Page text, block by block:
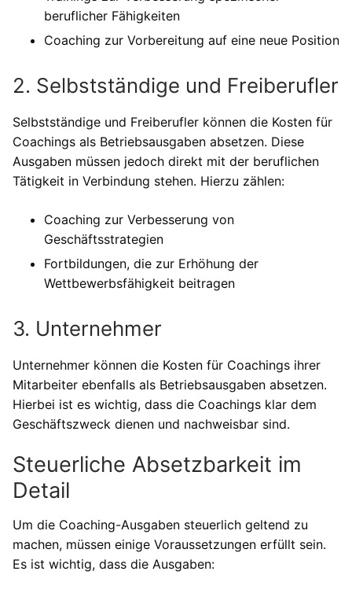
beruflicher Fähigkeiten
Coaching zur Vorbereitung auf eine neue Position
2. Selbstständige und Freiberufler
Selbstständige und Freiberufler können die Kosten für
Coachings als Betriebsausgaben absetzen. Diese
Ausgaben müssen jedoch direkt mit der beruflichen
Tätigkeit in Verbindung stehen. Hierzu zählen:
Coaching zur Verbesserung von
Geschäftsstrategien
Fortbildungen, die zur Erhöhung der
Wettbewerbsfähigkeit beitragen
3. Unternehmer
Unternehmer können die Kosten für Coachings ihrer
Mitarbeiter ebenfalls als Betriebsausgaben absetzen.
Hierbei ist es wichtig, dass die Coachings klar dem
Geschäftszweck dienen und nachweisbar sind.
Steuerliche Absetzbarkeit im
Detail
Um die Coaching-Ausgaben steuerlich geltend zu
machen, müssen einige Voraussetzungen erfüllt sein.
Es ist wichtig, dass die Ausgaben: